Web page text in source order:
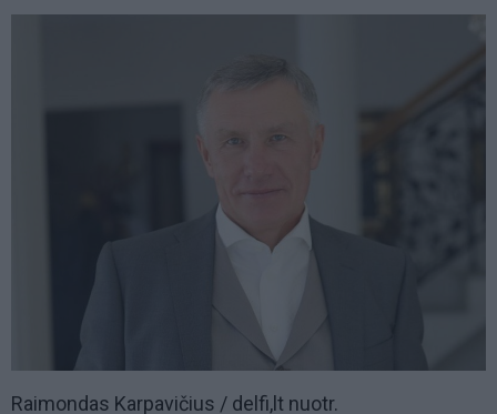
Raimondas Karpavičius / delfi,lt nuotr.